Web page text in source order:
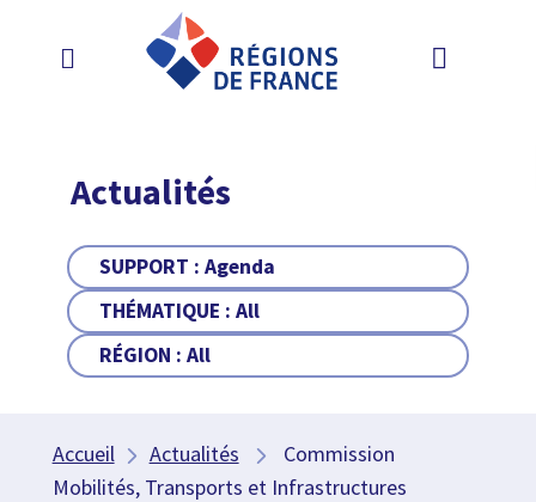
Actualités
SUPPORT :Agenda
THÉMATIQUE :All
RÉGION :All
Accueil Actualités
Commission
Mobilités, Transports et Infrastructures